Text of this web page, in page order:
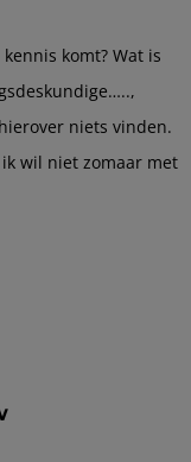
komt? Wat is
niets vinden.
wil niet zomaar met